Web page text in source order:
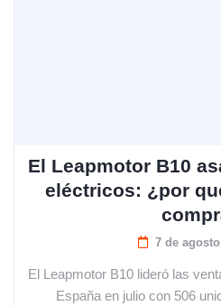
El Leapmotor B10
eléctricos: ¿por
7 de
El Leapmotor B10 lideró las
España en julio con 506